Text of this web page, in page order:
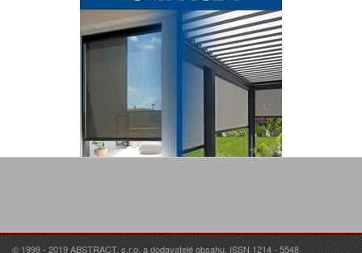
© 1999 - 2019 ABSTRACT, s.r.o. a dodavatelé obsahu. ISSN 1214 - 5548